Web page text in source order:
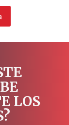
LOS